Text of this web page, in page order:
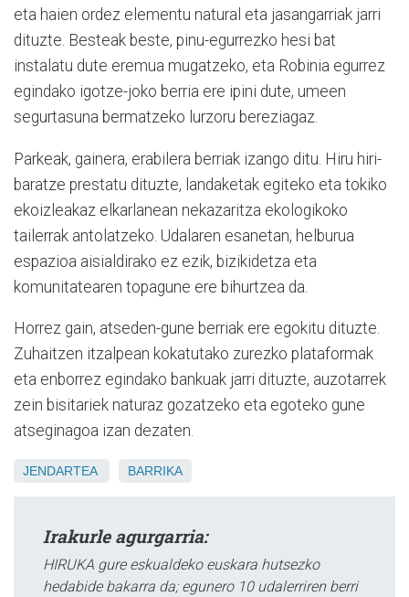
eta haien ordez elementu natural eta jasangarriak jarri
dituzte. Besteak beste, pinu-egurrezko hesi bat
instalatu dute eremua mugatzeko, eta Robinia egurrez
egindako igotze-joko berria ere ipini dute, umeen
segurtasuna bermatzeko lurzoru bereziagaz.
Parkeak, gainera, erabilera berriak izango ditu. Hiru hiri-
baratze prestatu dituzte, landaketak egiteko eta tokiko
ekoizleakaz elkarlanean nekazaritza ekologikoko
tailerrak antolatzeko. Udalaren esanetan, helburua
espazioa aisialdirako ez ezik, bizikidetza eta
komunitatearen topagune ere bihurtzea da.
Horrez gain, atseden-gune berriak ere egokitu dituzte.
Zuhaitzen itzalpean kokatutako zurezko plataformak
eta enborrez egindako bankuak jarri dituzte, auzotarrek
zein bisitariek naturaz gozatzeko eta egoteko gune
atseginagoa izan dezaten.
JENDARTEA BARRIKA
Irakurle agurgarria:
HIRUKA gure eskualdeko euskara hutsezko
hedabide bakarra da; egunero 10 udalerriren berri